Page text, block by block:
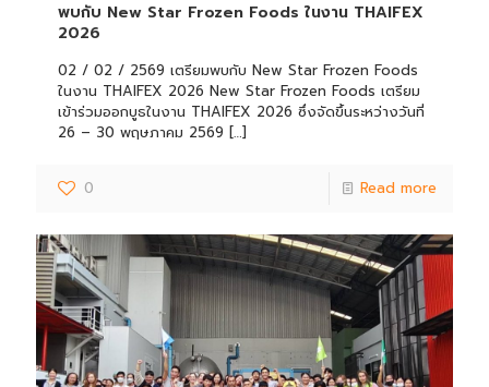
พบกับ New Star Frozen Foods ในงาน THAIFEX
2026
02 / 02 / 2569 เตรียมพบกับ New Star Frozen Foods
ในงาน THAIFEX 2026 New Star Frozen Foods เตรียม
เข้าร่วมออกบูธในงาน THAIFEX 2026 ซึ่งจัดขึ้นระหว่างวันที่
26 – 30 พฤษภาคม 2569 […]
0 Read more